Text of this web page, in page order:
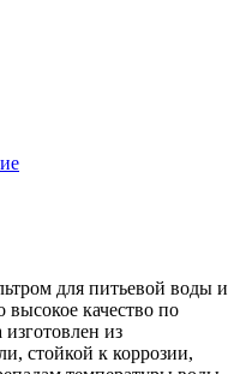
для питьевой воды и
высокое качество по
из
стойкой к коррозии,